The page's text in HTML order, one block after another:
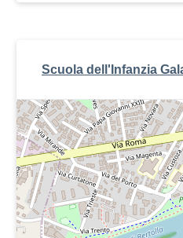
Scuola dell'Infanzia